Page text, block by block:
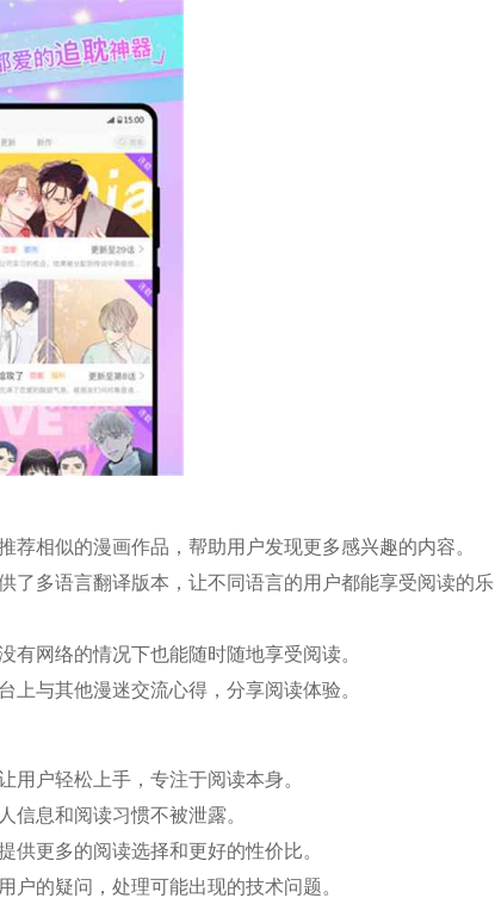
相似的漫画作品，帮助用户发现更多感兴趣的内容。
了多语言翻译版本，让不同语言的用户都能享受阅读的乐
有网络的情况下也能随时随地享受阅读。
上与其他漫迷交流心得，分享阅读体验。
用户轻松上手，专注于阅读本身。
信息和阅读习惯不被泄露。
供更多的阅读选择和更好的性价比。
户的疑问，处理可能出现的技术问题。